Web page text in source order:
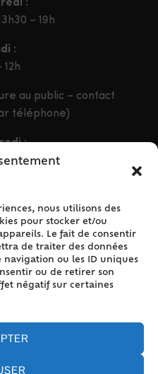
nous utilisons des
pour stocker et/ou
Le fait de consentir
de traiter des données
ou les ID uniques
ou de retirer son
négatif sur certaines
:
– 19h
:
12h
au public – contact
téléphone)
:
– 16h30
site
légales
(UE)